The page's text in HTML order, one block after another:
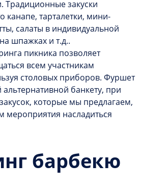
Традиционные закуски
канапе, тарталетки, мини-
салаты в индивидуальной
шпажках и т.д..
пикника позволяет
всем участникам
столовых приборов. Фуршет
банкету, при
которые мы предлагаем,
мероприятия насладиться
барбекю